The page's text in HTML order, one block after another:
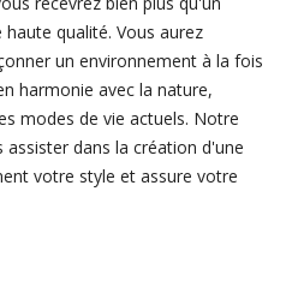
qualité. Vous aurez
un environnement à la fois
harmonie avec la nature,
modes de vie actuels. Notre
dans la création d'une
votre style et assure votre